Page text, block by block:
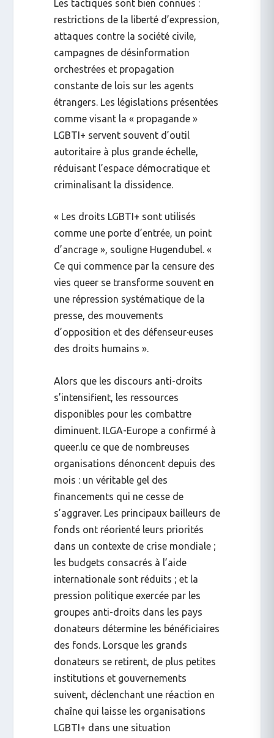
Les tactiques sont bien connues :
restrictions de la liberté d’expression,
attaques contre la société civile,
campagnes de désinformation
orchestrées et propagation
constante de lois sur les agents
étrangers. Les législations présentées
comme visant la « propagande »
LGBTI+ servent souvent d’outil
autoritaire à plus grande échelle,
réduisant l’espace démocratique et
criminalisant la dissidence.
« Les droits LGBTI+ sont utilisés
comme une porte d’entrée, un point
d’ancrage », souligne Hugendubel. «
Ce qui commence par la censure des
vies queer se transforme souvent en
une répression systématique de la
presse, des mouvements
d’opposition et des défenseur·euses
des droits humains ».
Alors que les discours anti-droits
s’intensifient, les ressources
disponibles pour les combattre
diminuent. ILGA-Europe a confirmé à
queer.lu ce que de nombreuses
organisations dénoncent depuis des
mois : un véritable gel des
financements qui ne cesse de
s’aggraver. Les principaux bailleurs de
fonds ont réorienté leurs priorités
dans un contexte de crise mondiale ;
les budgets consacrés à l’aide
internationale sont réduits ; et la
pression politique exercée par les
groupes anti-droits dans les pays
donateurs détermine les bénéficiaires
des fonds. Lorsque les grands
donateurs se retirent, de plus petites
institutions et gouvernements
suivent, déclenchant une réaction en
chaîne qui laisse les organisations
LGBTI+ dans une situation